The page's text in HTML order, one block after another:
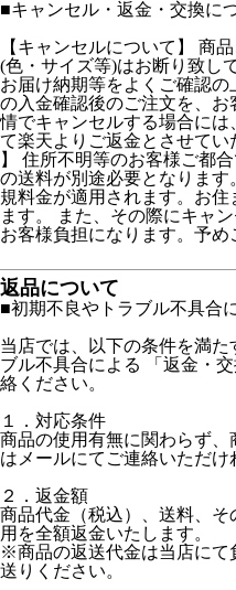
■キャンセル・返金・交換に
【キャンセルについて】 商
(色・サイズ等)はお断り致し
お届け納期等をよくご確認
の入金確認後のご注文を、
情でキャンセルする場合に
て楽天よりご返金とさせて
】 住所不明等のお客様ご都
の送料が別途必要となりま
規料金が適用されます。お
ます。 また、その際にキャ
お客様負担になります。予め
返品について
■初期不良やトラブル不具合
当店では、以下の条件を満
ブル不具合による 「返金・
絡ください。
１．対応条件
商品の使用有無に関わらず、
はメールにてご連絡いただけ
２．返金額
商品代金（税込）、送料、
用を全額返金いたします。
※商品の返送代金は当店にて
送りください。